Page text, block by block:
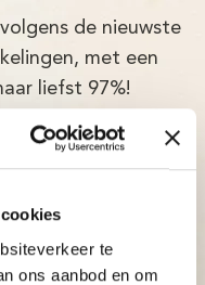
te
ons aanbod en om
de nieuwste
met een
liefst 97%!
zich direct aan
prijzen.